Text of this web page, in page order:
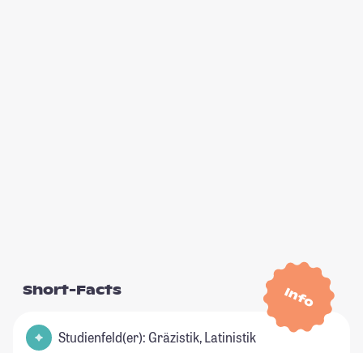
Info
Short-Facts
Studienfeld(er): Gräzistik, Latinistik